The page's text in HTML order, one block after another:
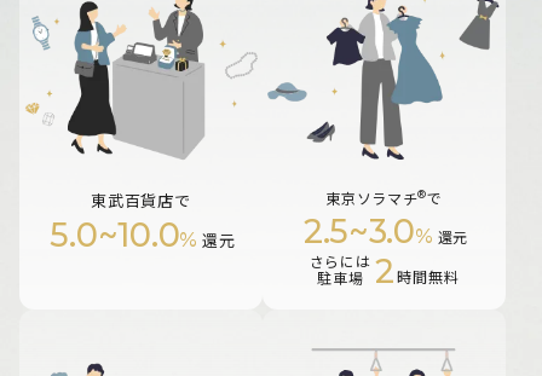
東武百貨店で
5.0~10.0% 還元
東京ソラマチ®で
2.5~3.0% 還元
さらには
駐車場 2時間無料